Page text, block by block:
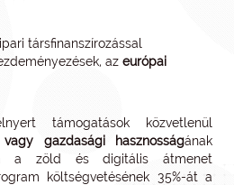
társfinanszírozással
az európai
támogatások közvetlenül
gazdasági hasznosságának
a zöld és digitális átmenet
költségvetésének 35%-át a